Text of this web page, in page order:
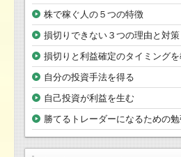
株で稼ぐ人の５つの特徴
損切りできない３つの理由と対策
損切りと利益確定のタイミング
自分の投資手法を得る
自己投資が利益を生む
勝てるトレーダーになるための